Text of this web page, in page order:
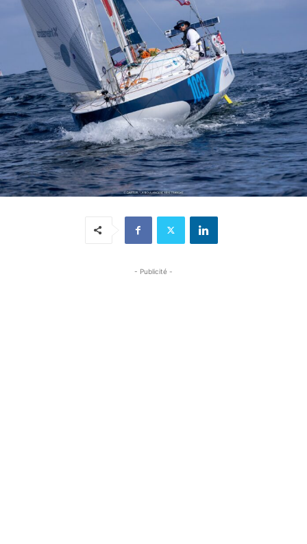
- Publicité -